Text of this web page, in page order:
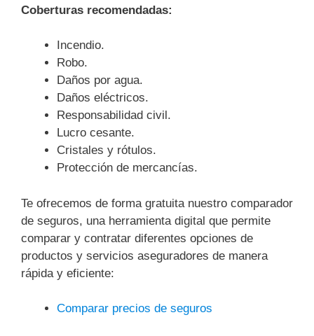
Coberturas recomendadas:
Incendio.
Robo.
Daños por agua.
Daños eléctricos.
Responsabilidad civil.
Lucro cesante.
Cristales y rótulos.
Protección de mercancías.
Te ofrecemos de forma gratuita nuestro comparador
de seguros, una herramienta digital que permite
comparar y contratar diferentes opciones de
productos y servicios aseguradores de manera
rápida y eficiente:
Comparar precios de seguros